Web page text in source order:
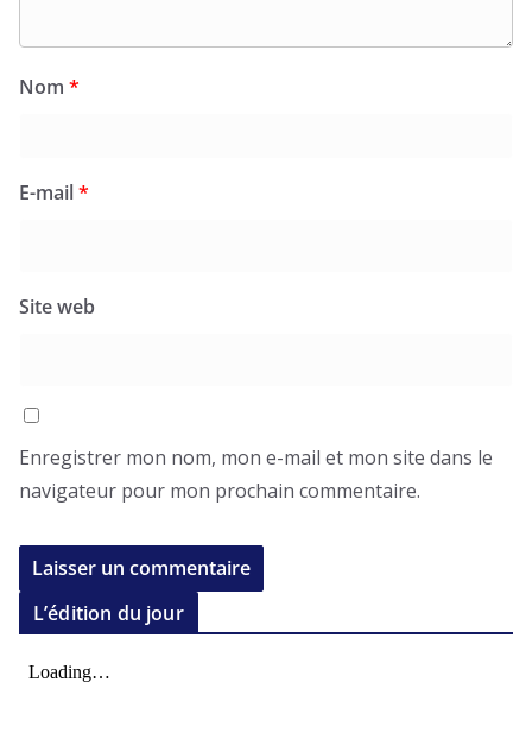
Nom *
E-mail*
Site web
Enregistrer mon nom, mon e-mail et mon site dans le
navigateur pour mon prochain commentaire.
L’édition du jour